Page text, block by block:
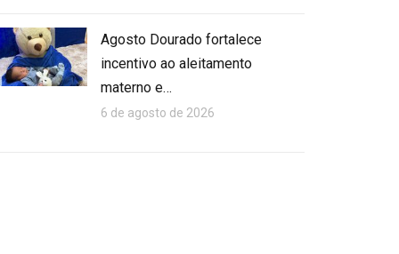
Agosto Dourado fortalece
incentivo ao aleitamento
materno e…
6 de agosto de 2026